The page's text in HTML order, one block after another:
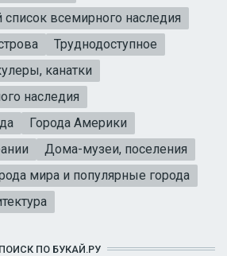
всемирного наследия
Труднодоступное
канатки
наследия
Города Америки
Дома-музеи, поселения
мира и популярные города
ПОИСК ПО БУКАЙ.РУ